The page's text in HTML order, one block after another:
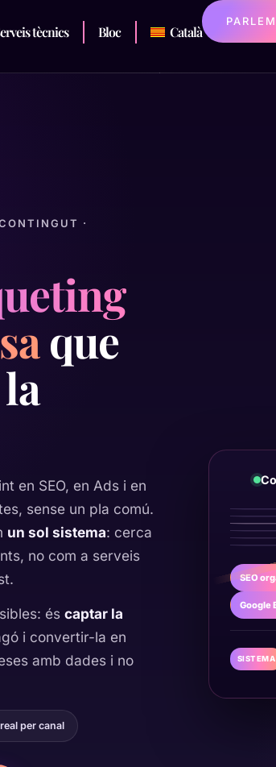
tècnics Bloc Català
·
que
en SEO, en Ads i en
sense un pla comú.
un sol sistema: cerca
no com a serveis
és captar la
i convertir-la en
amb dades i no
per canal
SEO
Google
SISTEMA